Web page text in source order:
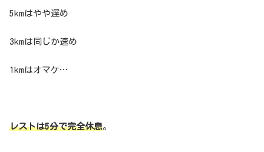
5kmはやや遅め
3kmは同じか速め
1kmはオマケ…
レストは5分で完全休息。